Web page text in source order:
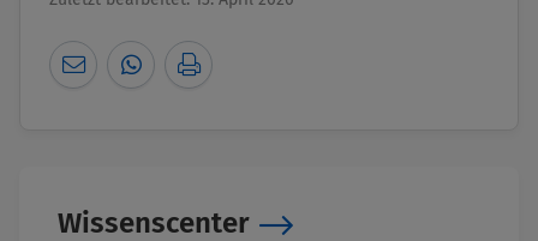
Wissenscenter